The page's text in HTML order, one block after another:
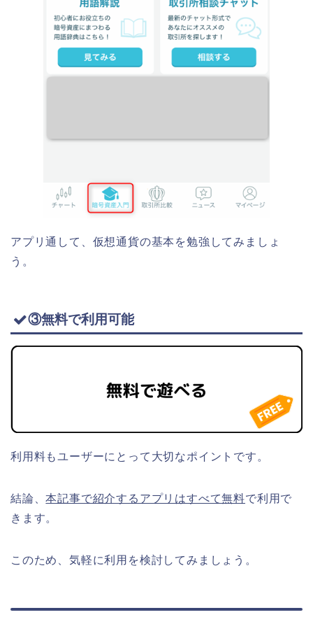
アプリ通して、仮想通貨の基本を勉強してみましょ
う。
③無料で利用可能
利用料もユーザーにとって大切なポイントです。
結論、本記事で紹介するアプリはすべて無料で利用で
きます。
このため、気軽に利用を検討してみましょう。